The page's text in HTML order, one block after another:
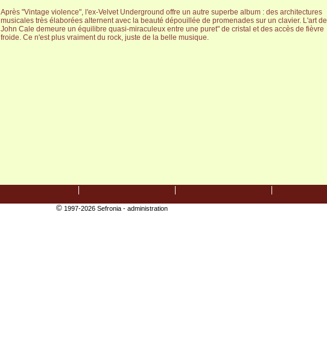
Après "Vintage violence", l'ex-Velvet Underground offre un autre superbe album : des architectures
musicales très élaborées alternent avec la beauté dépouillée de promenades sur un clavier. L'art de
John Cale demeure un équilibre quasi-miraculeux entre une puret" de cristal et des accès de fièvre
froide. Ce n'est plus vraiment du rock, juste de la belle musique.
©1997-2026 Sefronia - administration